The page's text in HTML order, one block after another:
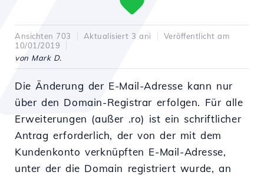
Ansichten 703 Aktualisiert 3 ani
Veröffentlicht am
10/01/2019
von Mark D.
Die Änderung der E-Mail-Adresse kann nur
über den Domain-Registrar erfolgen. Für alle
Erweiterungen (außer .ro) ist ein schriftlicher
Antrag erforderlich, der von der mit dem
Kundenkonto verknüpften E-Mail-Adresse,
unter der die Domain registriert wurde, an